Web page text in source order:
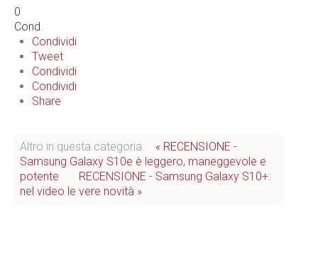
0
Cond.
Condividi
Tweet
Condividi
Condividi
Share
Altro in questa categoria:
« RECENSIONE -
Samsung Galaxy S10e è leggero, maneggevole e
potente
RECENSIONE - Samsung Galaxy S10+:
nel video le vere novità »